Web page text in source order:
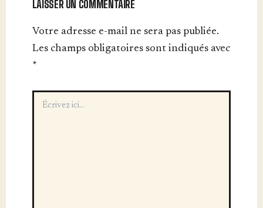
LAISSER UN COMMENTAIRE
Votre adresse e-mail ne sera pas publiée.
Les champs obligatoires sont indiqués avec
*
ici…